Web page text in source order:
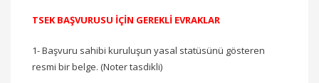
TSEK BAŞVURUSU İÇİN GEREKLİ EVRAKLAR
1- Başvuru sahibi kuruluşun yasal statüsünü gösteren
resmi bir belge. (Noter tasdikli)